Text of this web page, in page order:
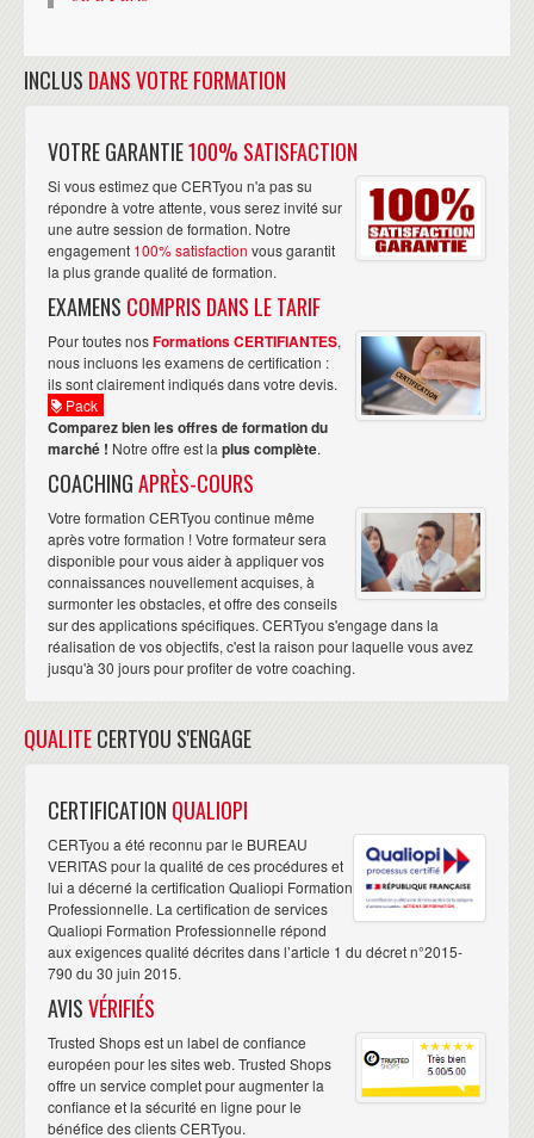
INCLUS DANS VOTRE FORMATION
VOTRE GARANTIE100% SATISFACTION
Si vous estimez que CERTyou n'a pas su
répondre à votre attente, vous serez invité sur
une autre session de formation. Notre
engagement 100% satisfaction vous garantit
la plus grande qualité de formation.
EXAMENS COMPRIS DANS LE TARIF
Pour toutes nosFormations CERTIFIANTES,
nous incluons les examens de certification :
ils sont clairement indiqués dans votre devis.
Pack
Comparez bien les offres de formation du
marché ! Notre offre est la plus complète.
COACHINGAPRÈS-COURS
Votre formation CERTyou continue même
après votre formation ! Votre formateur sera
disponible pour vous aider à appliquer vos
connaissances nouvellement acquises, à
surmonter les obstacles, et offre des conseils
sur des applications spécifiques. CERTyou s'engage dans la
réalisation de vos objectifs, c'est la raison pour laquelle vous avez
jusqu'à 30 jours pour profiter de votre coaching.
QUALITECERTYOU S'ENGAGE
CERTIFICATION QUALIOPI
CERTyou a été reconnu par le BUREAU
VERITAS pour la qualité de ces procédures et
lui a décerné la certification Qualiopi Formation
Professionnelle. La certification de services
Qualiopi Formation Professionnelle répond
aux exigences qualité décrites dans l’article 1 du décret n°2015-
790 du 30 juin 2015.
AVISVÉRIFIÉS
Trusted Shops est un label de confiance
européen pour les sites web. Trusted Shops
offre un service complet pour augmenter la
confiance et la sécurité en ligne pour le
bénéfice des clients CERTyou.